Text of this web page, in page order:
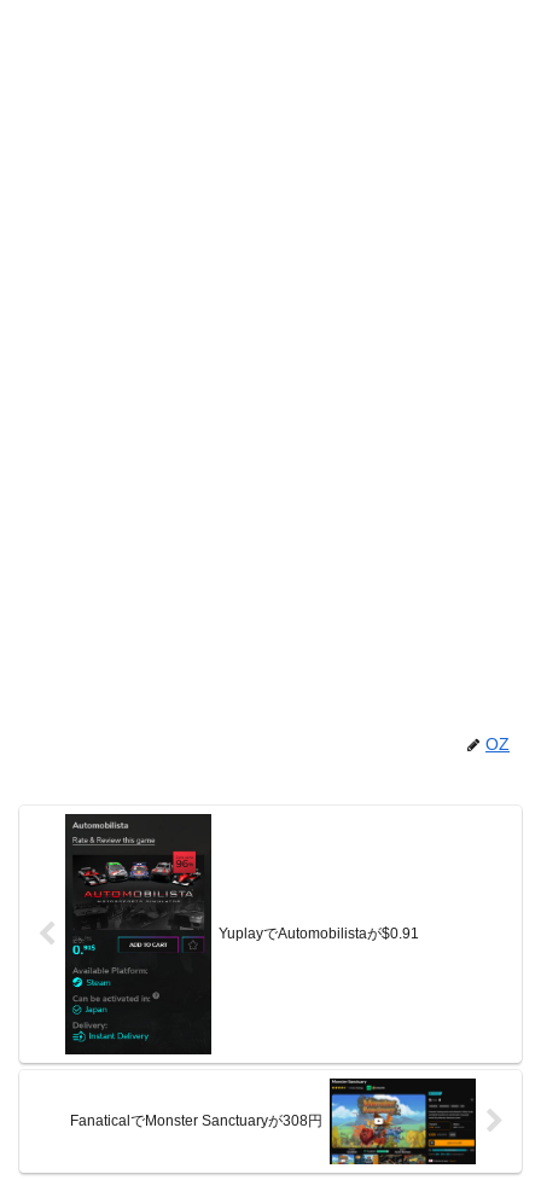
OZ
YuplayでAutomobilistaが$0.91
FanaticalでMonster Sanctuaryが308円